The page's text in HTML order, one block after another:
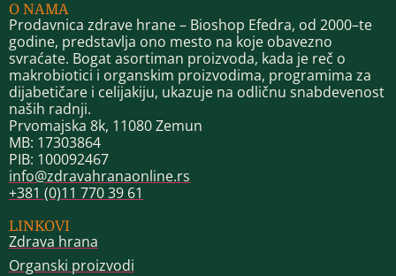
O NAMA
Prodavnica zdrave hrane – Bioshop Efedra, od 2000–te
godine, predstavlja ono mesto na koje obavezno
svraćate. Bogat asortiman proizvoda, kada je reč o
makrobiotici i organskim proizvodima, programima za
dijabetičare i celijakiju, ukazuje na odličnu snabdevenost
naših radnji.
Prvomajska 8k, 11080 Zemun
MB: 17303864
PIB: 100092467
info@zdravahranaonline.rs
+381 (0)11 770 39 61
LINKOVI
Zdrava hrana
Organski proizvodi